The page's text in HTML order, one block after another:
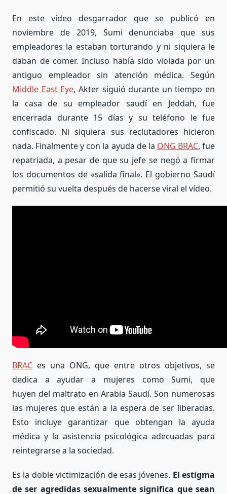
En este vídeo desgarrador que se publicó en
noviembre de 2019, Sumi denunciaba que sus
empleadores la estaban torturando y ni siquiera le
daban de comer. Incluso había sido violada por un
antiguo empleador sin atención médica. Según
Middle East Eye, Akter siguió durante un tiempo en
la casa de su empleador saudí en Jeddah, fue
encerrada durante 15 días y su teléfono le fue
confiscado. Ni siquiera sus reclutadores hicieron
nada. Finalmente y con la ayuda de la ONG BRAC, fue
repatriada, a pesar de que su jefe se negó a firmar
los documentos de «salida final». El gobierno Saudí
permitió su vuelta después de hacerse viral el vídeo.
BRAC es una ONG, que entre otros objetivos, se
dedica a ayudar a mujeres como Sumi, que
huyen del maltrato en Arabia Saudí. Son numerosas
las mujeres que están a la espera de ser liberadas.
Esto incluye garantizar que obtengan la ayuda
médica y la asistencia psicológica adecuadas para
reintegrarse a la sociedad.
Es la doble victimización de esas jóvenes. El estigma
de ser agredidas sexualmente significa que sean